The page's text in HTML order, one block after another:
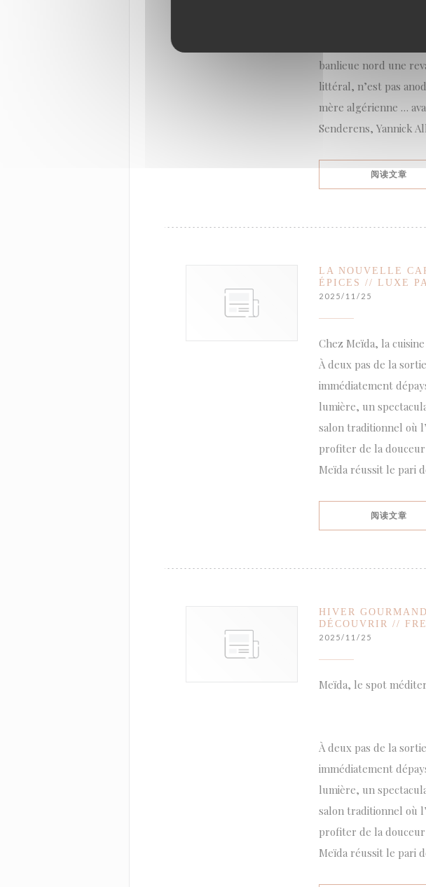
confinement, la plus
banlieue nord une
littéral, n’est pas
mère algérienne …
Senderens, Yannick
阅读文章((在
LA NOUVELLE
ÉPICES // LUXE
2025/11/25
Chez Meïda, la
À deux pas de la
immédiatement
lumière, un
salon traditionnel où
profiter de la
Meïda réussit le pari
阅读文章((在
HIVER
DÉCOUVRIR //
2025/11/25
Meïda, le spot
À deux pas de la
immédiatement
lumière, un
salon traditionnel où
profiter de la
Meïda réussit le pari